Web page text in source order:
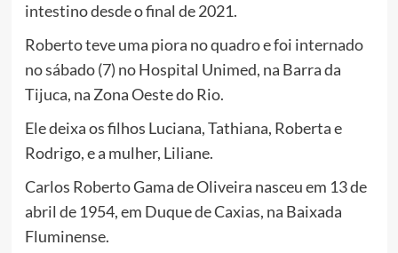
intestino desde o final de 2021.
Roberto teve uma piora no quadro e foi internado
no sábado (7) no Hospital Unimed, na Barra da
Tijuca, na Zona Oeste do Rio.
Ele deixa os filhos Luciana, Tathiana, Roberta e
Rodrigo, e a mulher, Liliane.
Carlos Roberto Gama de Oliveira nasceu em 13 de
abril de 1954, em Duque de Caxias, na Baixada
Fluminense.